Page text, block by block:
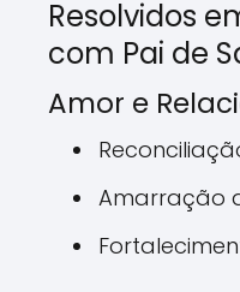
Resolvidos
com Pai de
Amor e
Amarração